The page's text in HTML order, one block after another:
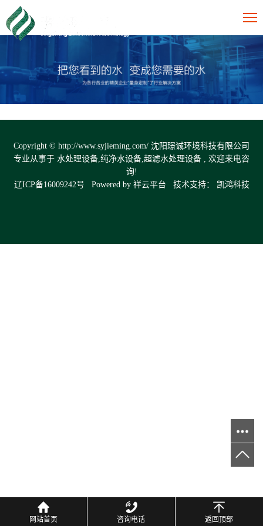
Copyright © http://www.syjieming.com/ 沈阳璟诚环境科技有限公司
专业从事于 水处理设备,纯净水设备,超滤水处理设备 , 欢迎来电咨
询!
辽ICP备16009242号 Powered by 祥云平台 技术支持： 凯鸿科技
网站首页 咨询电话 返回顶部